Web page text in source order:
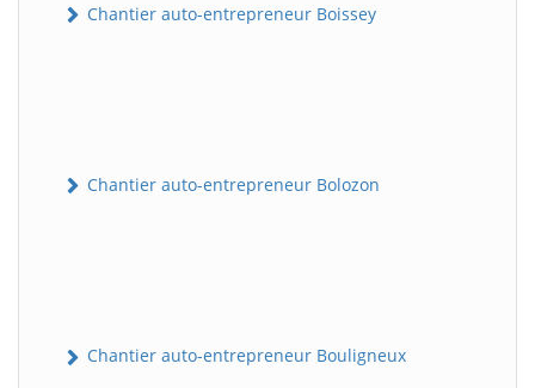
Chantier auto-entrepreneur Boissey
Chantier auto-entrepreneur Bolozon
Chantier auto-entrepreneur Bouligneux